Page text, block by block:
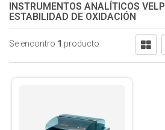
INSTRUMENTOS ANALÍTICOS VELP
ESTABILIDAD DE OXIDACIÓN
Se encontro 1 producto